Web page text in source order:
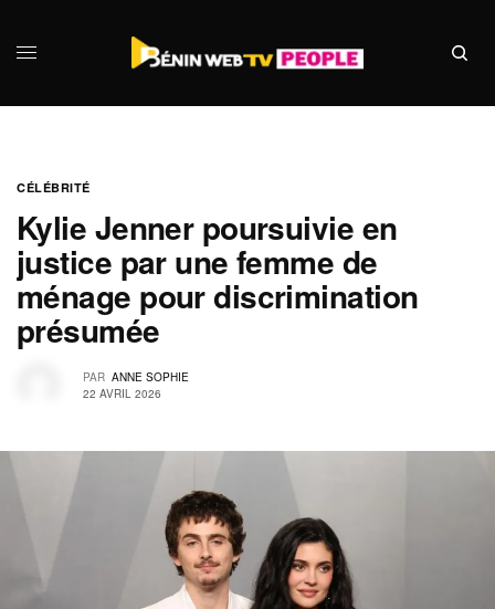
CÉLÉBRITÉ
Kylie Jenner poursuivie en
justice par une femme de
ménage pour discrimination
présumée
PAR ANNE SOPHIE
22 AVRIL 2026